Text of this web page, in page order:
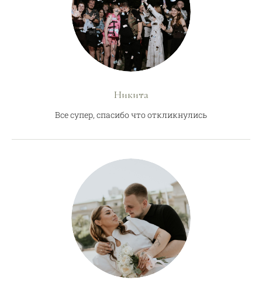
Никита
Все супер, спасибо что откликнулись